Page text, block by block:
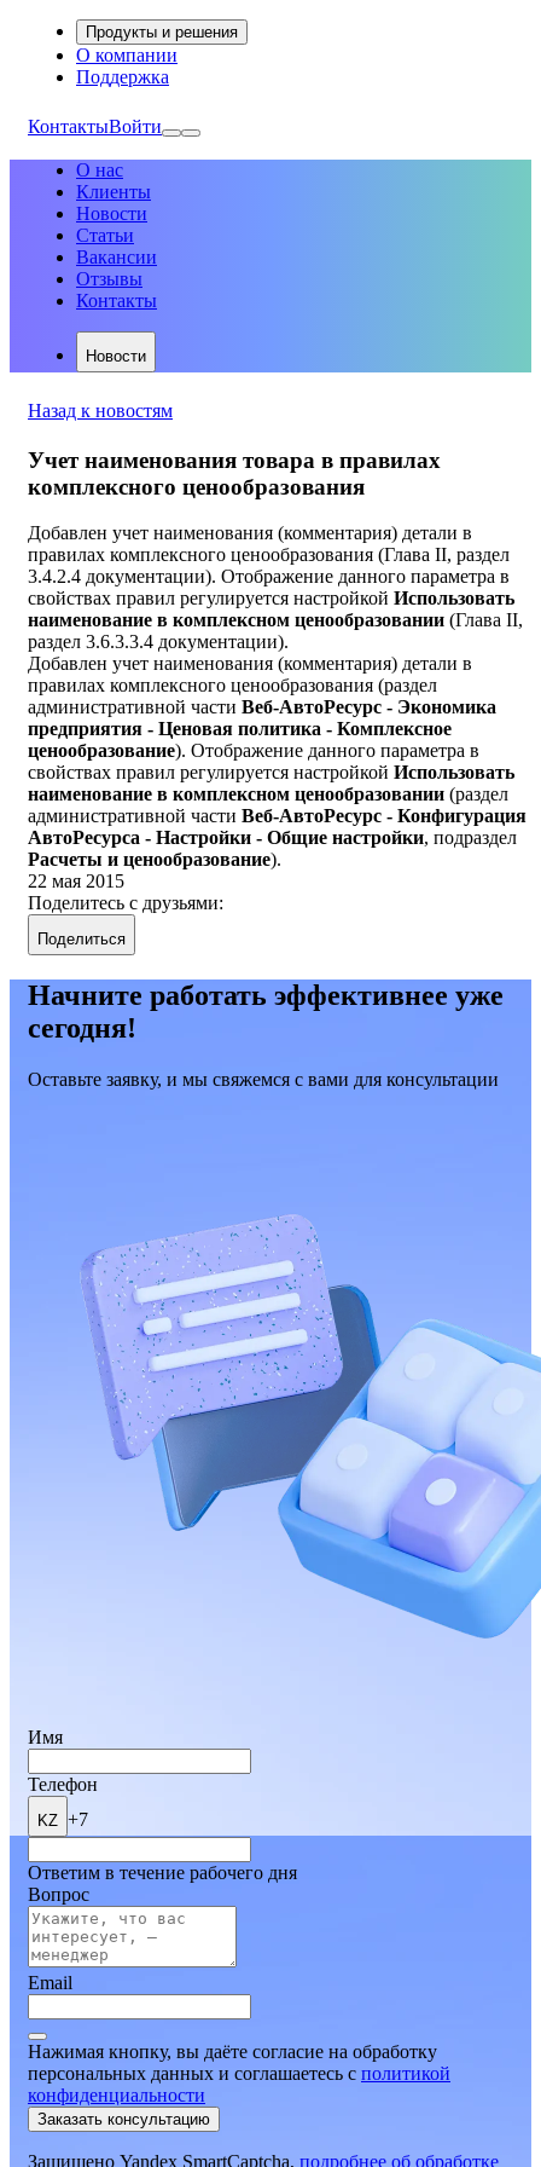
Продукты и решения
О компании
Поддержка
КонтактыВойти
О нас
Клиенты
Новости
Статьи
Вакансии
Отзывы
Контакты
Новости
Назад к новостям
Учет наименования товара в правилах
комплексного ценообразования
Добавлен учет наименования (комментария) детали в
правилах комплексного ценообразования (Глава II, раздел
3.4.2.4 документации). Отображение данного параметра в
свойствах правил регулируется настройкой Использовать
наименование в комплексном ценообразовании (Глава II,
раздел 3.6.3.3.4 документации).
Добавлен учет наименования (комментария) детали в
правилах комплексного ценообразования (раздел
административной части Веб-АвтоРесурс - Экономика
предприятия - Ценовая политика - Комплексное
ценообразование). Отображение данного параметра в
свойствах правил регулируется настройкой Использовать
наименование в комплексном ценообразовании (раздел
административной части Веб-АвтоРесурс - Конфигурация
АвтоРесурса - Настройки - Общие настройки, подраздел
Расчеты и ценообразование).
22 мая 2015
Поделитесь с друзьями:
Поделиться
Начните работать эффективнее уже
сегодня!
Оставьте заявку, и мы свяжемся с вами для консультации
Имя
Телефон
KZ +7
Ответим в течение рабочего дня
Вопрос
Email
Нажимая кнопку, вы даёте согласие на обработку
персональных данных и соглашаетесь c политикой
конфиденциальности
Заказать консультацию
Защищено Yandex SmartCaptcha, подробнее об обработке